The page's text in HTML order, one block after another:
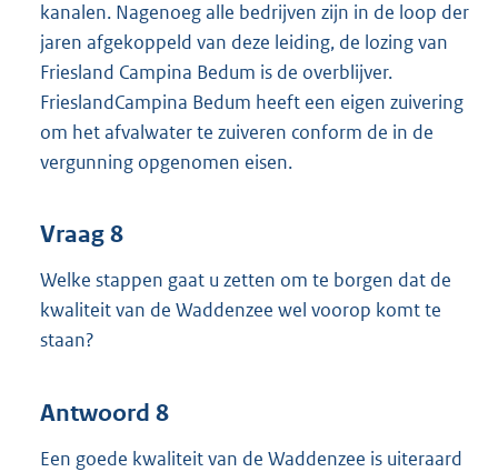
kanalen. Nagenoeg alle bedrijven zijn in de loop der
jaren afgekoppeld van deze leiding, de lozing van
Friesland Campina Bedum is de overblijver.
FrieslandCampina Bedum heeft een eigen zuivering
om het afvalwater te zuiveren conform de in de
vergunning opgenomen eisen.
Vraag 8
Welke stappen gaat u zetten om te borgen dat de
kwaliteit van de Waddenzee wel voorop komt te
staan?
Antwoord 8
Een goede kwaliteit van de Waddenzee is uiteraard